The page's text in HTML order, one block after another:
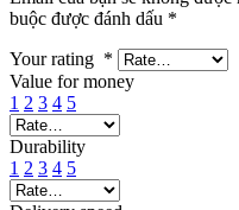
buộc được đánh dấu *
Your rating *
Value for money
1 2 3 4 5
Durability
1 2 3 4 5